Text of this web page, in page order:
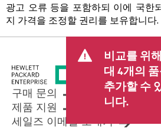
광고 오류 등을 포함하되 이에 국한
지 가격을 조정할 권리를 보유합니다.
비교를 위
대 4개의
추가할 수
니다.
구매 문의
제품 지원
세일즈 이메일 보내기